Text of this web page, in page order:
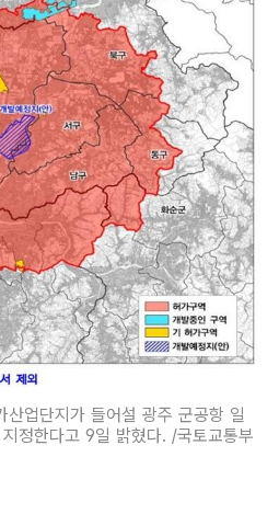
산업단지가 들어설 광주 군공항 일
정한다고 9일 밝혔다. /국토교통부